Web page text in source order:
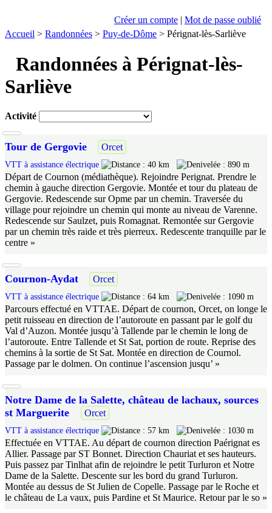
Créer un compte
Mot de passe oublié
Accueil > Randonnées > Puy-de-Dôme > Pérignat-lès-Sarliève
Randonnées à Pérignat-lès-
Sarliève
Activité
Tour de Gergovie Orcet
VTT à assistance électrique 40 km 890 m
Départ de Cournon (médiathèque). Rejoindre Perignat. Prendre le
chemin à gauche direction Gergovie. Montée et tour du plateau de
Gergovie. Redescende sur Opme par un chemin. Traversée du
village pour rejoindre un chemin qui monte au niveau de Varenne.
Redescende sur Saulzet, puis Romagnat. Remontée sur Gergovie
par un chemin très raide et très pierreux. Redescente tranquille par le
centre »
Cournon-Aydat Orcet
VTT à assistance électrique 64 km 1090 m
Parcours effectué en VTTAE. Départ de cournon, Orcet, on longe le
petit ruisseau en direction de l’autoroute en passant par le golf du
Val d’Auzon. Montée jusqu’à Tallende par le chemin le long de
l’autoroute. Entre Tallende et St Sat, portion de route. Reprise des
chemins à la sortie de St Sat. Montée en direction de Cournol.
Passage par le dolmen. On continue l’ascension jusqu’ »
Notre Dame de la Salette, château de lachaux, sources
st Marguerite
Orcet
VTT à assistance électrique 57 km 1030 m
Effectuée en VTTAE. Au départ de cournon direction Paérignat es
Allier. Passage par ST Bonnet. Direction Chauriat et ses hauteurs.
Puis passez par Tinlhat afin de rejoindre le petit Turluron et Notre
Dame de la Salette. Descente sur les bord du grand Turluron.
Montée au dessus de St Julien de Copelle. Passage par le Roche et
le château de La vaux, puis Pardine et St Maurice. Retour par le so »